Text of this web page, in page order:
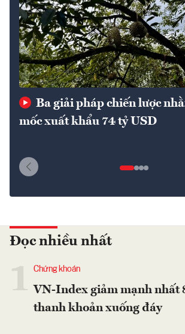
Ba giải pháp chiến lược
mốc xuất khẩu 74 tỷ USD
Đọc nhiều nhất
Chứng khoán
VN-Index giảm mạnh nhất
thanh khoản xuống đáy